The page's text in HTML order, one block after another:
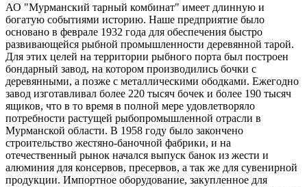
АО "Мурманский тарный комбинат" имеет длинную и
богатую событиями историю. Наше предприятие было
основано в феврале 1932 года для обеспечения быстро
развивающейся рыбной промышленности деревянной тарой.
Для этих целей на территории рыбного порта был построен
бондарный завод, на котором производились бочки с
деревянными, а позже с металлическими ободками. Ежегодно
завод изготавливал более 220 тысяч бочек и более 190 тысяч
ящиков, что в то время в полной мере удовлетворяло
потребности растущей рыбопромышленной отрасли в
Мурманской области. В 1958 году было закончено
строительство жестяно-баночной фабрики, и на
отечественный рынок начался выпуск банок из жести и
алюминия для консервов, пресервов, а так же для сувенирной
продукции. Импортное оборудование, закупленное для